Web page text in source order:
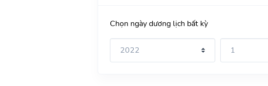
Chọn ngày dương lịch bất kỳ